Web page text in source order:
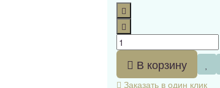
В корзину
Заказать в один клик